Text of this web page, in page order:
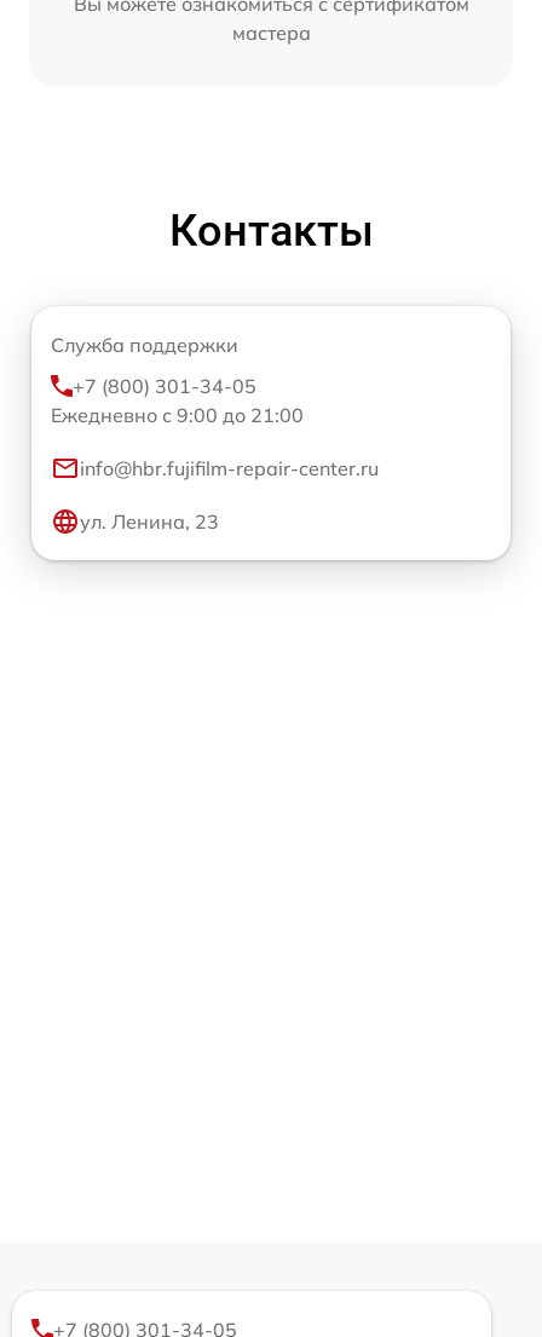
мастера
Контакты
Служба поддержки
+7 (800) 301-34-05
Ежедневно с 9:00 до 21:00
info@hbr.fujifilm-repair-center.ru
ул. Ленина, 23
+7 (800) 301-34-05